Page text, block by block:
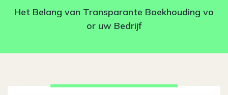
Het Belang van Transparante Boekhouding vo
or uw Bedrijf